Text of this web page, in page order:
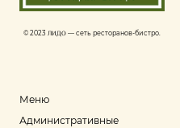
© 2023 ЛИДО — сеть ресторанов-бистро.
Меню
Административные